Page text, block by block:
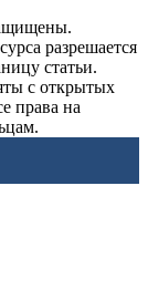
разрешается
статьи.
с открытых
права на